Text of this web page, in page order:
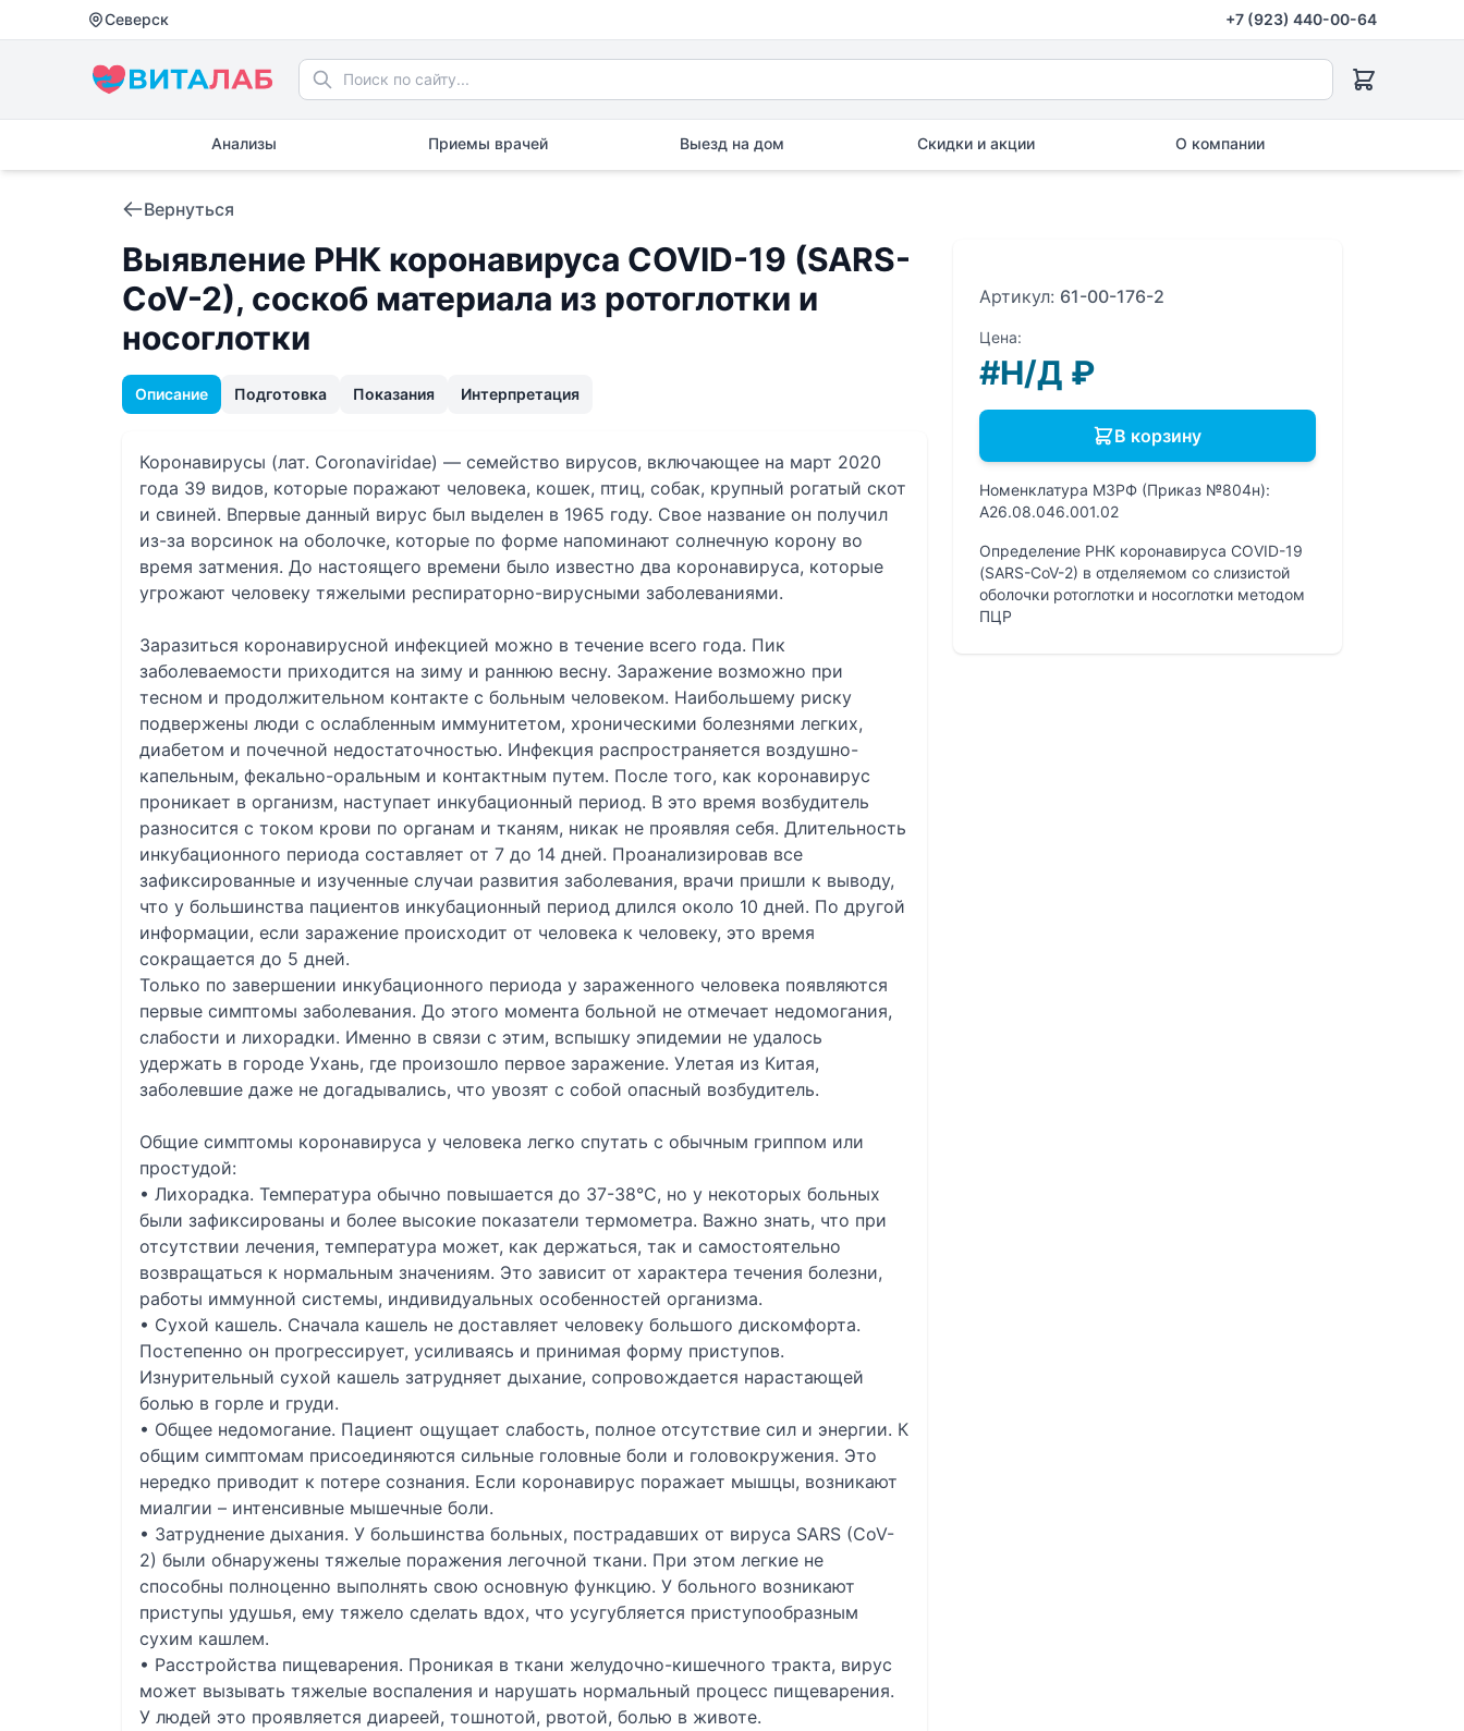
Северск +7 (923) 440-00-64
Анализы Приемы врачей Выезд на дом Скидки и акции О компании
Вернуться
Выявление РНК коронавируса COVID-19 (SARS-
CoV-2), соскоб материала из ротоглотки и
носоглотки
Описание Подготовка Показания Интерпретация
Коронавирусы (лат. Coronaviridae) — семейство вирусов, включающее на март 2020
года 39 видов, которые поражают человека, кошек, птиц, собак, крупный рогатый скот
и свиней. Впервые данный вирус был выделен в 1965 году. Свое название он получил
из-за ворсинок на оболочке, которые по форме напоминают солнечную корону во
время затмения. До настоящего времени было известно два коронавируса, которые
угрожают человеку тяжелыми респираторно-вирусными заболеваниями.
Заразиться коронавирусной инфекцией можно в течение всего года. Пик
заболеваемости приходится на зиму и раннюю весну. Заражение возможно при
тесном и продолжительном контакте с больным человеком. Наибольшему риску
подвержены люди с ослабленным иммунитетом, хроническими болезнями легких,
диабетом и почечной недостаточностью. Инфекция распространяется воздушно-
капельным, фекально-оральным и контактным путем. После того, как коронавирус
проникает в организм, наступает инкубационный период. В это время возбудитель
разносится с током крови по органам и тканям, никак не проявляя себя. Длительность
инкубационного периода составляет от 7 до 14 дней. Проанализировав все
зафиксированные и изученные случаи развития заболевания, врачи пришли к выводу,
что у большинства пациентов инкубационный период длился около 10 дней. По другой
информации, если заражение происходит от человека к человеку, это время
сокращается до 5 дней.
Только по завершении инкубационного периода у зараженного человека появляются
первые симптомы заболевания. До этого момента больной не отмечает недомогания,
слабости и лихорадки. Именно в связи с этим, вспышку эпидемии не удалось
удержать в городе Ухань, где произошло первое заражение. Улетая из Китая,
заболевшие даже не догадывались, что увозят с собой опасный возбудитель.
Общие симптомы коронавируса у человека легко спутать с обычным гриппом или
простудой:
• Лихорадка. Температура обычно повышается до 37-38°С, но у некоторых больных
были зафиксированы и более высокие показатели термометра. Важно знать, что при
отсутствии лечения, температура может, как держаться, так и самостоятельно
возвращаться к нормальным значениям. Это зависит от характера течения болезни,
работы иммунной системы, индивидуальных особенностей организма.
• Сухой кашель. Сначала кашель не доставляет человеку большого дискомфорта.
Постепенно он прогрессирует, усиливаясь и принимая форму приступов.
Изнурительный сухой кашель затрудняет дыхание, сопровождается нарастающей
болью в горле и груди.
• Общее недомогание. Пациент ощущает слабость, полное отсутствие сил и энергии. К
общим симптомам присоединяются сильные головные боли и головокружения. Это
нередко приводит к потере сознания. Если коронавирус поражает мышцы, возникают
миалгии – интенсивные мышечные боли.
• Затруднение дыхания. У большинства больных, пострадавших от вируса SARS (CoV-
2) были обнаружены тяжелые поражения легочной ткани. При этом легкие не
способны полноценно выполнять свою основную функцию. У больного возникают
приступы удушья, ему тяжело сделать вдох, что усугубляется приступообразным
сухим кашлем.
• Расстройства пищеварения. Проникая в ткани желудочно-кишечного тракта, вирус
может вызывать тяжелые воспаления и нарушать нормальный процесс пищеварения.
У людей это проявляется диареей, тошнотой, рвотой, болью в животе.
Артикул: 61-00-176-2
Цена:
#Н/Д ₽
В корзину
Номенклатура МЗРФ (Приказ №804н):
A26.08.046.001.02
Определение РНК коронавируса COVID-19
(SARS-CoV-2) в отделяемом со слизистой
оболочки ротоглотки и носоглотки методом
ПЦР